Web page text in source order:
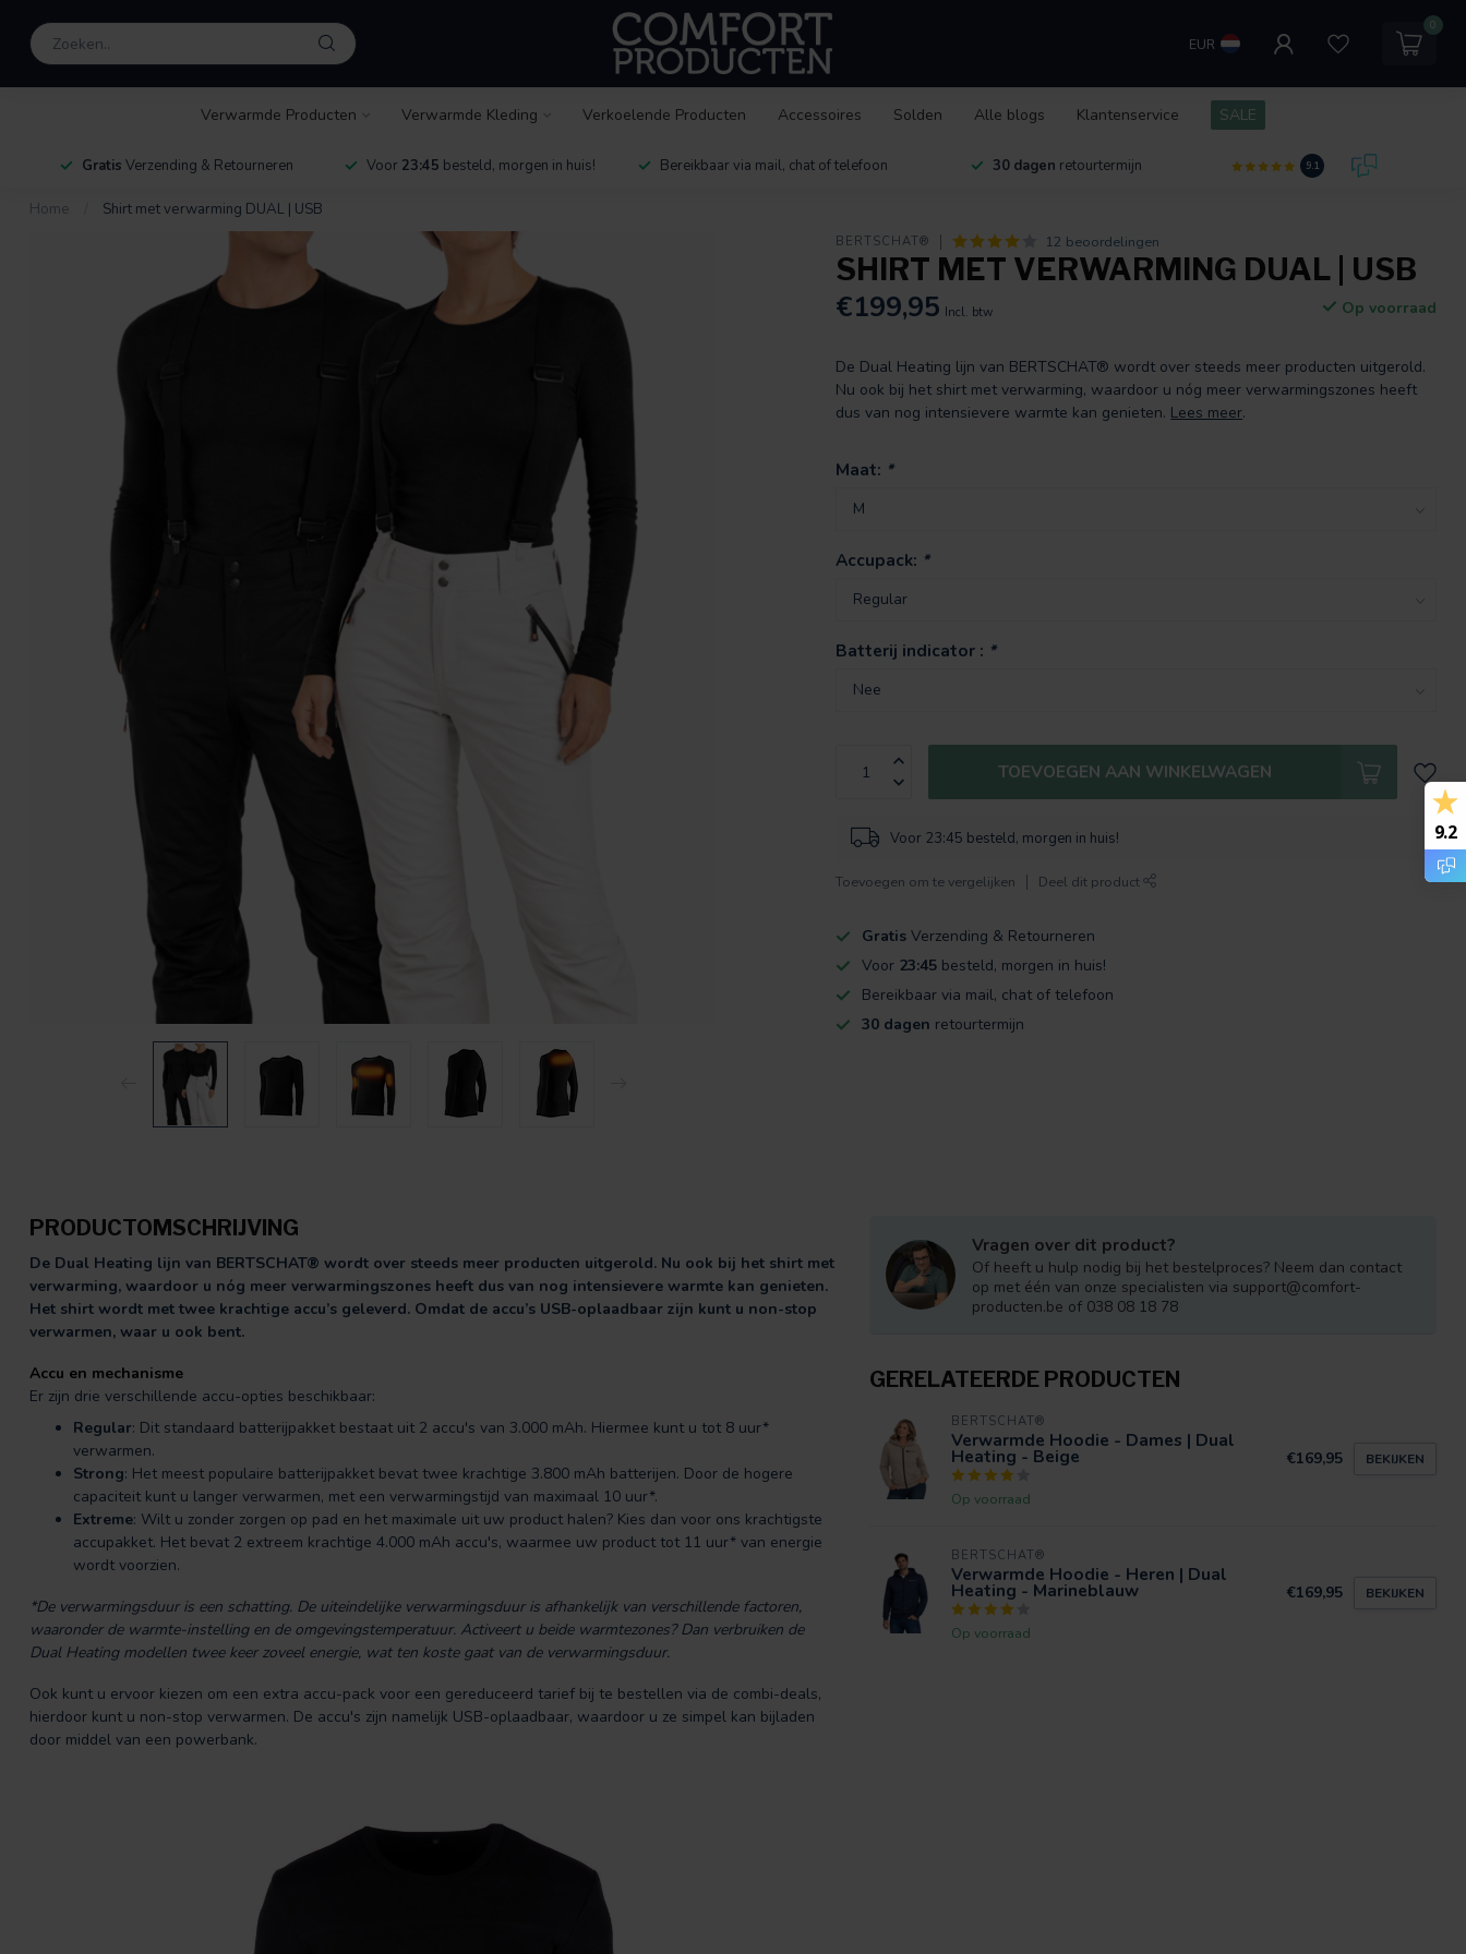
EUR
0
Verwarmde Producten Verwarmde Kleding Verkoelende Producten Accessoires Solden Alle blogs Klantenservice SALE
Gratis Verzending & Retourneren Voor 23:45 besteld, morgen in huis! Bereikbaar via mail, chat of telefoon 30 dagen retourtermijn 9.1
Home Shirt met verwarming DUAL | USB
BERTSCHAT® 12 beoordelingen
SHIRT MET VERWARMING DUAL | USB
€199,95 Incl. btw Op voorraad
De Dual Heating lijn van BERTSCHAT® wordt over steeds meer producten uitgerold.
Nu ook bij het shirt met verwarming, waardoor u nóg meer verwarmingszones heeft
dus van nog intensievere warmte kan genieten. Lees meer.
Maat: *
Accupack: *
Batterij indicator : *
TOEVOEGEN AAN WINKELWAGEN
Voor 23:45 besteld, morgen in huis!
Toevoegen om te vergelijken Deel dit product
Gratis Verzending & Retourneren
Voor 23:45 besteld, morgen in huis!
Bereikbaar via mail, chat of telefoon
30 dagen retourtermijn
PRODUCTOMSCHRIJVING
De Dual Heating lijn van BERTSCHAT® wordt over steeds meer producten uitgerold. Nu ook bij het shirt met
verwarming, waardoor u nóg meer verwarmingszones heeft dus van nog intensievere warmte kan genieten.
Het shirt wordt met twee krachtige accu’s geleverd. Omdat de accu’s USB-oplaadbaar zijn kunt u non-stop
verwarmen, waar u ook bent.
Accu en mechanisme
Er zijn drie verschillende accu-opties beschikbaar:
Regular: Dit standaard batterijpakket bestaat uit 2 accu's van 3.000 mAh. Hiermee kunt u tot 8 uur*
verwarmen.
Strong: Het meest populaire batterijpakket bevat twee krachtige 3.800 mAh batterijen. Door de hogere
capaciteit kunt u langer verwarmen, met een verwarmingstijd van maximaal 10 uur*.
Extreme: Wilt u zonder zorgen op pad en het maximale uit uw product halen? Kies dan voor ons krachtigste
accupakket. Het bevat 2 extreem krachtige 4.000 mAh accu's, waarmee uw product tot 11 uur* van energie
wordt voorzien.
*De verwarmingsduur is een schatting. De uiteindelijke verwarmingsduur is afhankelijk van verschillende factoren,
waaronder de warmte-instelling en de omgevingstemperatuur. Activeert u beide warmtezones? Dan verbruiken de
Dual Heating modellen twee keer zoveel energie, wat ten koste gaat van de verwarmingsduur.
Ook kunt u ervoor kiezen om een extra accu-pack voor een gereduceerd tarief bij te bestellen via de combi-deals,
hierdoor kunt u non-stop verwarmen. De accu's zijn namelijk USB-oplaadbaar, waardoor u ze simpel kan bijladen
door middel van een powerbank.
Vragen over dit product?
Of heeft u hulp nodig bij het bestelproces? Neem dan contact
op met één van onze specialisten via support@comfort-
producten.be of 038 08 18 78
GERELATEERDE PRODUCTEN
BERTSCHAT®
Verwarmde Hoodie - Dames | Dual
Heating - Beige
Op voorraad
€169,95 BEKIJKEN
BERTSCHAT®
Verwarmde Hoodie - Heren | Dual
Heating - Marineblauw
Op voorraad
€169,95 BEKIJKEN
9.2